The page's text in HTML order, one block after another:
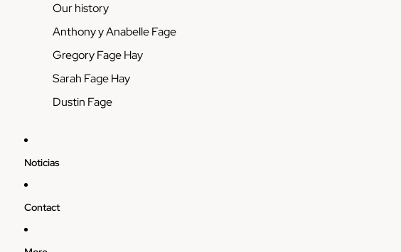
Our history
Anthony y Anabelle Fage
Gregory Fage Hay
Sarah Fage Hay
Dustin Fage
Noticias
Contact